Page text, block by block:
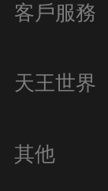
客戶服務
天王世界
其他